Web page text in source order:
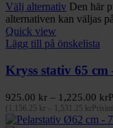
Välj alternativ Den här
alternativen kan väljas
Quick view
Lägg till på önskelista
Kryss stativ 65 cm
925.00 kr – 1,225.00 kr
( 1,156.25 kr 1,531.25 kr